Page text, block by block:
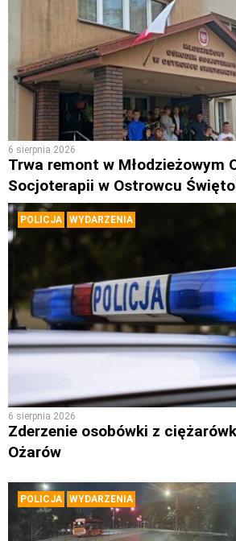
6 sierpnia 2026
Trwa remont w Młodzieżowym
Socjoterapii w Ostrowcu
POLICJA WYDARZENIA
6 sierpnia 2026
Zderzenie osobówki z
Ożarów
POLICJA WYDARZENIA